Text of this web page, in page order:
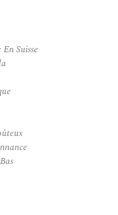
Suisse